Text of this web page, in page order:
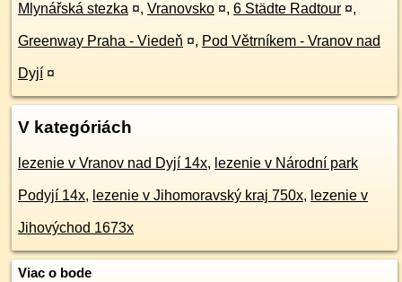
Mlynářská stezka ¤, Vranovsko ¤, 6 Städte Radtour ¤,
Greenway Praha - Viedeň ¤, Pod Větrníkem - Vranov nad
Dyjí ¤
V kategóriách
lezenie v Vranov nad Dyjí 14x, lezenie v Národní park
Podyjí 14x, lezenie v Jihomoravský kraj 750x, lezenie v
Jihovýchod 1673x
Viac o bode